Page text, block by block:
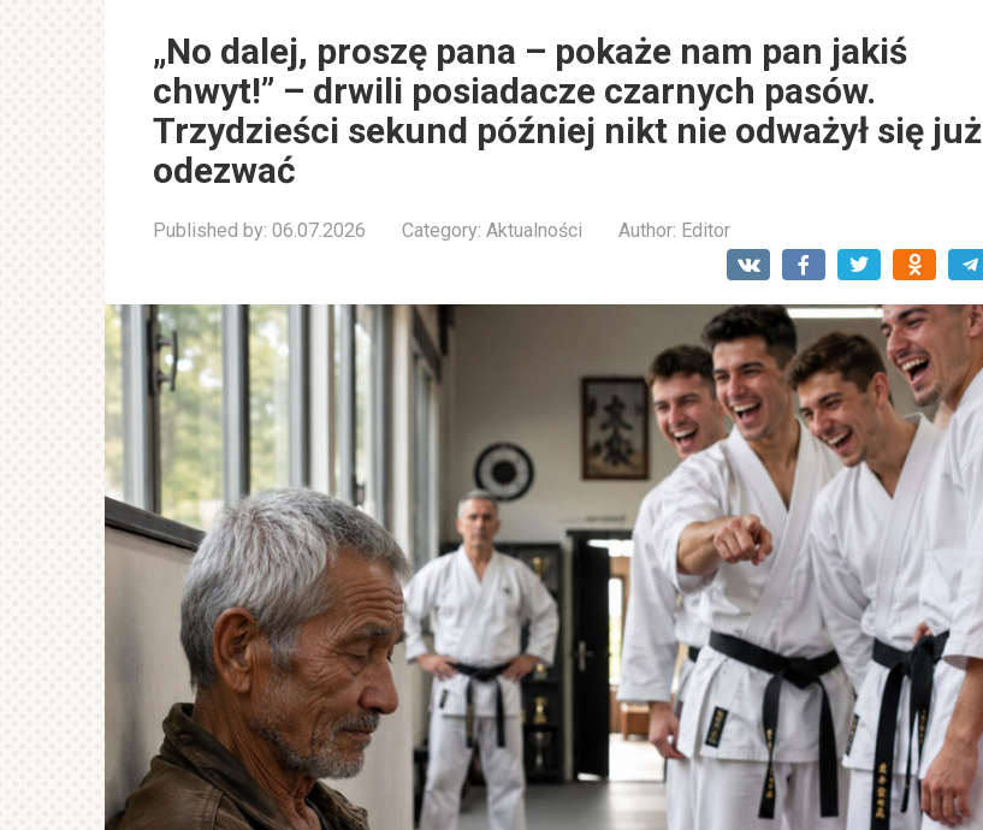
„No dalej, proszę pana – pokaże nam pan jakiś
chwyt!” – drwili posiadacze czarnych pasów.
Trzydzieści sekund później nikt nie odważył się już
odezwać
Published by: 06.07.2026 Category: Aktualności Author: Editor